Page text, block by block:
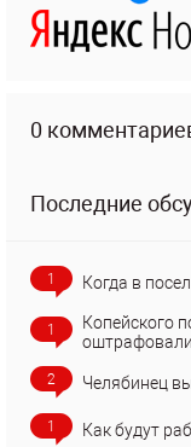
0
Последние
1 Когда в
1
Копейского
2 Челябинец
1 Как будут